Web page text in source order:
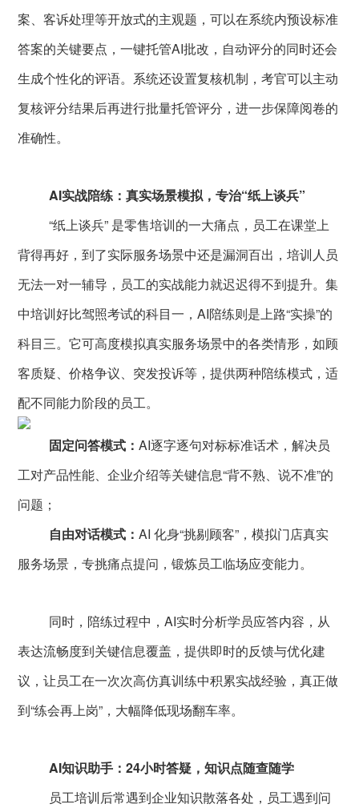
案、客诉处理等开放式的主观题，可以在系统内预设标准
答案的关键要点，一键托管AI批改，自动评分的同时还会
生成个性化的评语。系统还设置复核机制，考官可以主动
复核评分结果后再进行批量托管评分，进一步保障阅卷的
准确性。
AI实战陪练：真实场景模拟，专治“纸上谈兵”
“纸上谈兵” 是零售培训的一大痛点，员工在课堂上
背得再好，到了实际服务场景中还是漏洞百出，培训人员
无法一对一辅导，员工的实战能力就迟迟得不到提升。集
中培训好比驾照考试的科目一，AI陪练则是上路“实操”的
科目三。它可高度模拟真实服务场景中的各类情形，如顾
客质疑、价格争议、突发投诉等，提供两种陪练模式，适
配不同能力阶段的员工。
固定问答模式： AI逐字逐句对标标准话术，解决员
工对产品性能、企业介绍等关键信息“背不熟、说不准”的
问题；
自由对话模式： AI 化身“挑剔顾客”，模拟门店真实
服务场景，专挑痛点提问，锻炼员工临场应变能力。
同时，陪练过程中，AI实时分析学员应答内容，从
表达流畅度到关键信息覆盖，提供即时的反馈与优化建
议，让员工在一次次高仿真训练中积累实战经验，真正做
到“练会再上岗”，大幅降低现场翻车率。
AI知识助手：24小时答疑，知识点随查随学
员工培训后常遇到企业知识散落各处，员工遇到问